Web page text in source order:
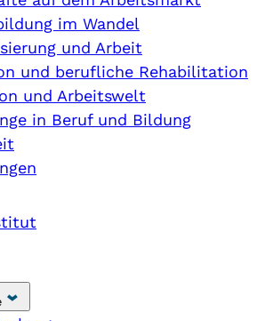
im Wandel
und Arbeit
und berufliche Rehabilitation
und Arbeitswelt
in Beruf und Bildung